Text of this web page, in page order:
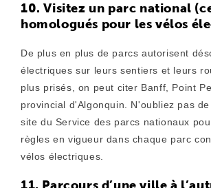
10. Visitez un parc national
homologués pour les vélos
De plus en plus de parcs autorisent
électriques sur leurs sentiers et leurs
plus prisés, on peut citer Banff, Point
provincial d'Algonquin. N'oubliez pas
site du Service des parcs nationaux
règles en vigueur dans chaque parc
vélos électriques.